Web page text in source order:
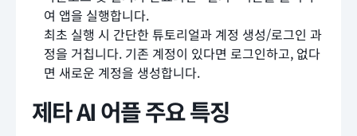
여 앱을 실행합니다.
최초 실행 시 간단한 튜토리얼과 계정 생성/로그인 과
정을 거칩니다. 기존 계정이 있다면 로그인하고, 없다
면 새로운 계정을 생성합니다.
제타 AI 어플 주요 특징